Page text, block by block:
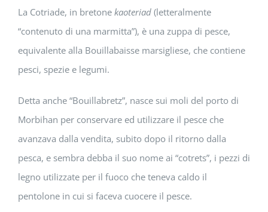
La Cotriade, in bretone kaoteriad (letteralmente
“contenuto di una marmitta”), è una zuppa di pesce,
equivalente alla Bouillabaisse marsigliese, che contiene
pesci, spezie e legumi.
Detta anche “Bouillabretz”, nasce sui moli del porto di
Morbihan per conservare ed utilizzare il pesce che
avanzava dalla vendita, subito dopo il ritorno dalla
pesca, e sembra debba il suo nome ai “cotrets”, i pezzi di
legno utilizzate per il fuoco che teneva caldo il
pentolone in cui si faceva cuocere il pesce.